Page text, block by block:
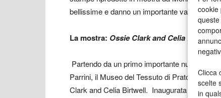
cookie
Clicca
scelte
in
bellissime e danno un importante valore
La mostra: Ossie Clark and Celia Birtwell.
Partendo da un primo importante nucleo di
Parrini, il Museo del Tessuto di Prato e la
Clark and Celia Birtwell. Inaugurata il 16